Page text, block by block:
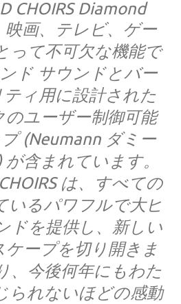
CHOIRS Diamond
画、テレビ、ゲー
って不可欠な機能で
ド サウンドとバー
ィ用に設計された
のユーザー制御可能
(Neumann ダミー
含まれています。
は、すべての
いるパワフルで大ヒ
ドを提供し、新しい
ケープを切り開きま
、今後何年にもわた
られないほどの感動